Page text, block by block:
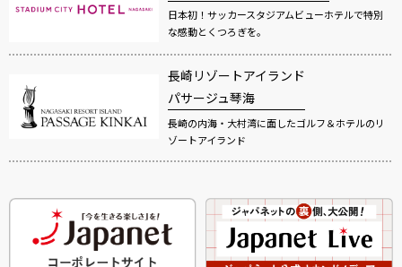
日本初！サッカースタジアムビューホテルで特別
な感動とくつろぎを。
長崎リゾートアイランド
パサージュ琴海
長崎の内海・大村湾に面したゴルフ＆ホテルのリ
ゾートアイランド